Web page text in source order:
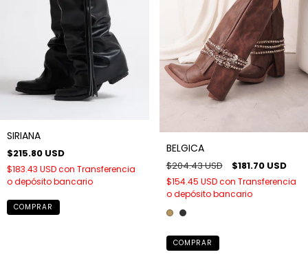
SIRIANA
$215.80 USD
$183.43 USDcon Transferencia
o depósito bancario
COMPRAR
BELGICA
$204.43 USD $181.70 USD
$154.45 USDcon Transferencia
o depósito bancario
COMPRAR